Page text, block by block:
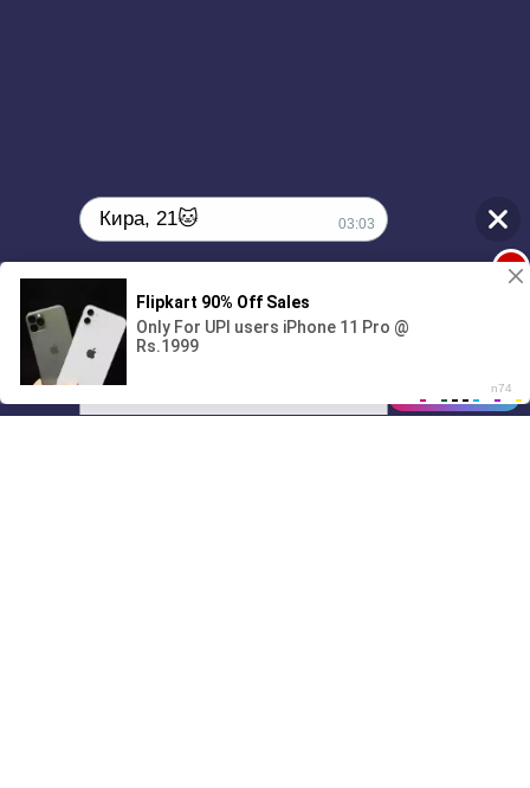
01/07
00:00
Кира, 21🐱 03:03
Поиграешь со мной? 💖🐾
03:03
1